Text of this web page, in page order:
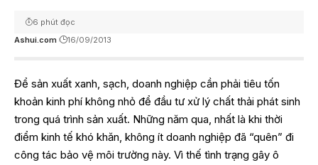
Ashui.com 16/09/2013
6 phút đọc
Để sản xuất xanh, sạch, doanh nghiệp cần phải tiêu tốn
khoản kinh phí không nhỏ để đầu tư xử lý chất thải phát sinh
trong quá trình sản xuất. Những năm qua, nhất là khi thời
điểm kinh tế khó khăn, không ít doanh nghiệp đã “quên” đi
công tác bảo vệ môi trường này. Vì thế tình trạng gây ô